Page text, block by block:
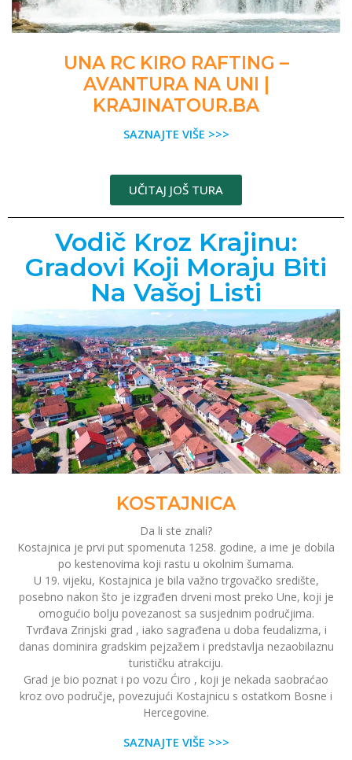
UNA RC KIRO RAFTING –
AVANTURA NA UNI |
KRAJINATOUR.BA
SAZNAJTE VIŠE >>>
UČITAJ JOŠ TURA
Vodič Kroz Krajinu:
Gradovi Koji Moraju Biti
Na Vašoj Listi
KOSTAJNICA
Da li ste znali?
Kostajnica je prvi put spomenuta 1258. godine, a ime je dobila
po kestenovima koji rastu u okolnim šumama.
U 19. vijeku, Kostajnica je bila važno trgovačko središte,
posebno nakon što je izgrađen drveni most preko Une, koji je
omogućio bolju povezanost sa susjednim područjima.
Tvrđava Zrinjski grad , iako sagrađena u doba feudalizma, i
danas dominira gradskim pejzažem i predstavlja nezaobilaznu
turističku atrakciju.
Grad je bio poznat i po vozu Ćiro , koji je nekada saobraćao
kroz ovo područje, povezujući Kostajnicu s ostatkom Bosne i
Hercegovine.
SAZNAJTE VIŠE >>>